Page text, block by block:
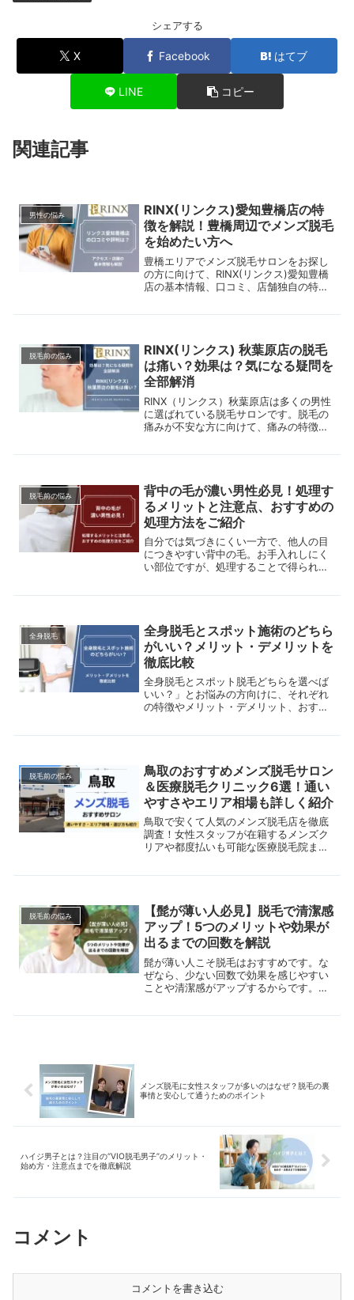
シェアする
X Facebook はてブ
LINE コピー
関連記事
男性の悩み
RINX(リンクス)愛知豊橋店の特
徴を解説！豊橋周辺でメンズ脱毛
を始めたい方へ
豊橋エリアでメンズ脱毛サロンをお探し
の方に向けて、RINX(リンクス)愛知豊橋
店の基本情報、口コミ、店舗独自の特徴
脱毛前の悩み
RINX(リンクス) 秋葉原店の脱毛
は痛い？効果は？気になる疑問を
全部解消
RINX（リンクス）秋葉原店は多くの男性
に選ばれている脱毛サロンです。脱毛の
痛みが不安な方に向けて、痛みの特徴や
す。
脱毛前の悩み
背中の毛が濃い男性必見！処理す
るメリットと注意点、おすすめの
処理方法をご紹介
自分では気づきにくい一方で、他人の目
につきやすい背中の毛。お手入れしにく
い部位ですが、処理することで得られる
全身脱毛
全身脱毛とスポット施術のどちら
がいい？メリット・デメリットを
徹底比較
全身脱毛とスポット脱毛どちらを選べば
いい？」とお悩みの方向けに、それぞれ
の特徴やメリット・デメリット、おすす
します。これを読めば、自分にぴったり
脱毛前の悩み
鳥取のおすすめメンズ脱毛サロン
＆医療脱毛クリニック6選！通い
やすさやエリア相場も詳しく紹介
鳥取で安くて人気のメンズ脱毛店を徹底
調査！女性スタッフが在籍するメンズク
リアや都度払いも可能な医療脱毛院まで
Oなどの部位別脱毛も解説。
脱毛前の悩み
【髭が薄い人必見】脱毛で清潔感
アップ！5つのメリットや効果が
出るまでの回数を解説
髭が薄い人こそ脱毛はおすすめです。な
ぜなら、少ない回数で効果を感じやすい
ことや清潔感がアップするからです。本
までの回数などを解説します。
メンズ脱毛に女性スタッフが多いのはなぜ？脱毛の裏
事情と安心して通うためのポイント
ハイジ男子とは？注目の“VIO脱毛男子”のメリット・
始め方・注意点までを徹底解説
コメント
コメントを書き込む